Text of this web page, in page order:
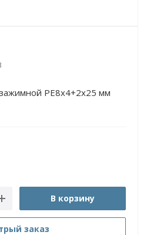
PE8х4+2х25 мм
В корзину
заказ